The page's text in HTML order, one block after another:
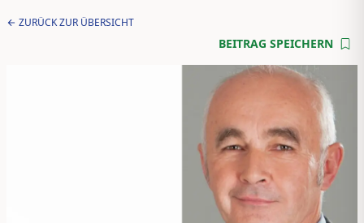
ZURÜCK ZUR ÜBERSICHT
BEITRAG SPEICHERN